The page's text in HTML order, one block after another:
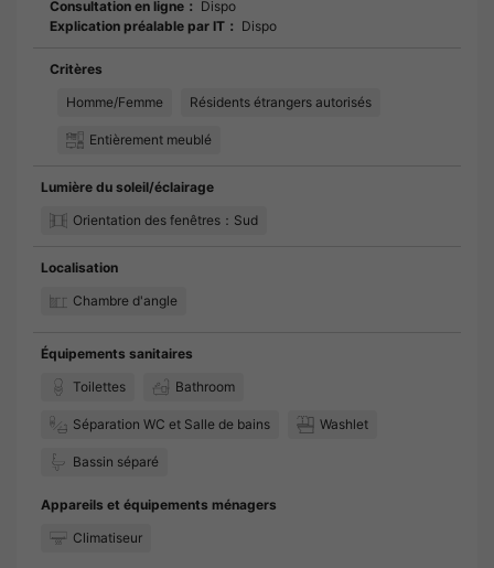
Consultation en ligne： Dispo
Explication préalable par IT： Dispo
Critères
Homme/Femme
Résidents étrangers autorisés
Entièrement meublé
Lumière du soleil/éclairage
Orientation des fenêtres：Sud
Localisation
Chambre d'angle
Équipements sanitaires
Toilettes
Bathroom
Séparation WC et Salle de bains Washlet
Bassin séparé
Appareils et équipements ménagers
Climatiseur